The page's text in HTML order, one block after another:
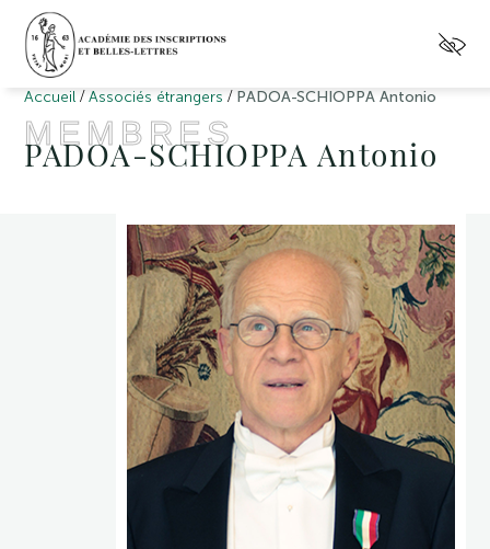
Accueil /Associés étrangers / PADOA-SCHIOPPA Antonio
MEMBRES
PADOA-SCHIOPPA Antonio